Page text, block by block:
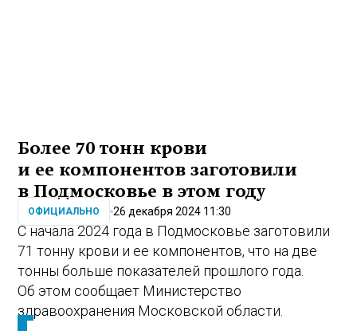
Более 70 тонн крови
и ее компонентов заготовили
в Подмосковье в этом году
ОФИЦИАЛЬНО 26 декабря 2024 11:30
С начала 2024 года в Подмосковье заготовили
71 тонну крови и ее компонентов, что на две
тонны больше показателей прошлого года.
Об этом сообщает Министерство
здравоохранения Московской области.